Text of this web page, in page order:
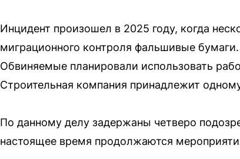
Инцидент произошел в 2025 году, когда
миграционного контроля фальшивые
Обвиняемые планировали использовать
Строительная компания принадлежит
По данному делу задержаны четверо
настоящее время продолжаются